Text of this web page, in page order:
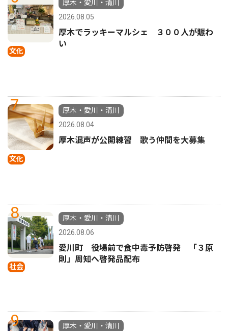
文化
厚木・愛川・清川
2026.08.05
厚木でラッキーマルシェ ３００人が賑わ
い
7
文化
厚木・愛川・清川
2026.08.04
厚木混声が公開練習 歌う仲間を大募集
8
社会
厚木・愛川・清川
2026.08.06
愛川町 役場前で食中毒予防啓発 「３原
則」周知へ啓発品配布
9
厚木・愛川・清川